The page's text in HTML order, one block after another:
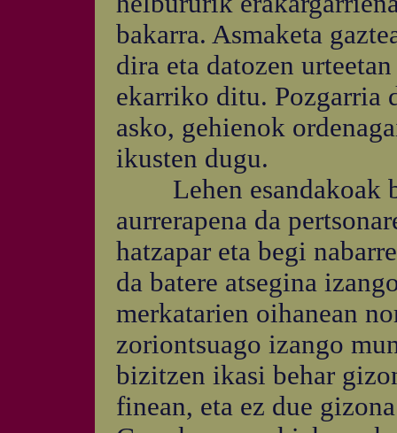
bakarra. Asmaketa
dira eta datozen
ekarriko ditu. Pozgarria
asko, gehienok
ikusten dugu.
Lehen esandakoak
aurrerapena da
hatzapar eta begi
da batere atsegina
merkatarien oihanean
zoriontsuago izango
bizitzen ikasi behar
finean, eta ez due